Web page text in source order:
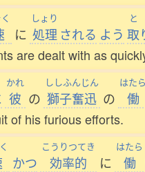
に
しょり
処理 される よう
と
取
are dealt with as
かれ
彼 の
ししふんじん
獅子奮迅 の
はたら
働
of his furious efforts.
かつ
こうりつてき
効率的 に
はたら
働